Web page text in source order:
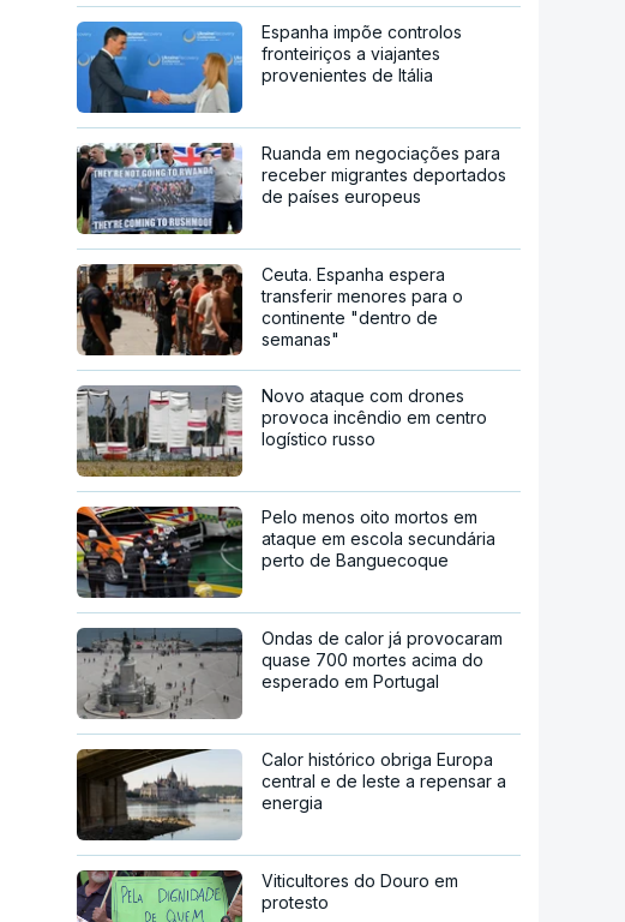
Espanha impõe controlos
fronteiriços a viajantes
provenientes de Itália
Ruanda em negociações para
receber migrantes deportados
de países europeus
Ceuta. Espanha espera
transferir menores para o
continente "dentro de
semanas"
Novo ataque com drones
provoca incêndio em centro
logístico russo
Pelo menos oito mortos em
ataque em escola secundária
perto de Banguecoque
Ondas de calor já provocaram
quase 700 mortes acima do
esperado em Portugal
Calor histórico obriga Europa
central e de leste a repensar a
energia
Viticultores do Douro em
protesto